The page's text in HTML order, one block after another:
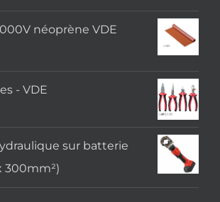
néoprène VDE
- VDE
sur batterie
300mm²)